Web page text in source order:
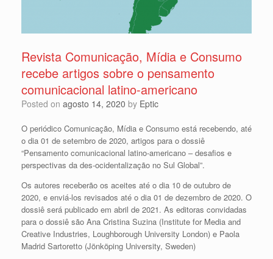
Revista Comunicação, Mídia e Consumo
recebe artigos sobre o pensamento
comunicacional latino-americano
Posted on agosto 14, 2020 by Eptic
O periódico Comunicação, Mídia e Consumo está recebendo, até
o dia 01 de setembro de 2020, artigos para o dossiê
“Pensamento comunicacional latino-americano – desafios e
perspectivas da des-ocidentalização no Sul Global”.
Os autores receberão os aceites até o dia 10 de outubro de
2020, e enviá-los revisados até o dia 01 de dezembro de 2020. O
dossiê será publicado em abril de 2021. As editoras convidadas
para o dossiê são Ana Cristina Suzina (Institute for Media and
Creative Industries, Loughborough University London) e Paola
Madrid Sartoretto (Jönköping University, Sweden)